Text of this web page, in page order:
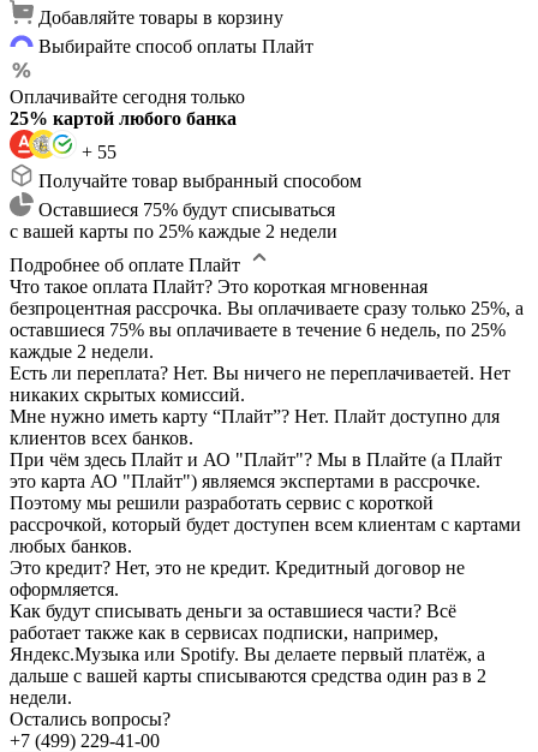
Добавляйте товары в корзину
Выбирайте способ оплаты Плайт
Оплачивайте сегодня только
25% картой любого банка
+ 55
Получайте товар выбранный способом
Оставшиеся 75% будут списываться
с вашей карты по 25% каждые 2 недели
Подробнее об оплате Плайт
Что такое оплата Плайт? Это короткая мгновенная
безпроцентная рассрочка. Вы оплачиваете сразу только 25%, а
оставшиеся 75% вы оплачиваете в течение 6 недель, по 25%
каждые 2 недели.
Есть ли переплата? Нет. Вы ничего не переплачиваетей. Нет
никаких скрытых комиссий.
Мне нужно иметь карту “Плайт”? Нет. Плайт доступно для
клиентов всех банков.
При чём здесь Плайт и АО "Плайт"? Мы в Плайте (а Плайт
это карта АО "Плайт") являемся экспертами в рассрочке.
Поэтому мы решили разработать сервис с короткой
рассрочкой, который будет доступен всем клиентам с картами
любых банков.
Это кредит? Нет, это не кредит. Кредитный договор не
оформляется.
Как будут списывать деньги за оставшиеся части? Всё
работает также как в сервисах подписки, например,
Яндекс.Музыка или Spotify. Вы делаете первый платёж, а
дальше с вашей карты списываются средства один раз в 2
недели.
Остались вопросы?
+7 (499) 229-41-00